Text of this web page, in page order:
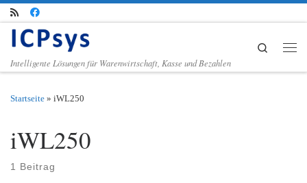
Zum Inhalt springen
Intelligente Lösungen für Warenwirtschaft, Kasse und Bezahlen
Search
Startseite » iWL250
iWL250
1 Beitrag